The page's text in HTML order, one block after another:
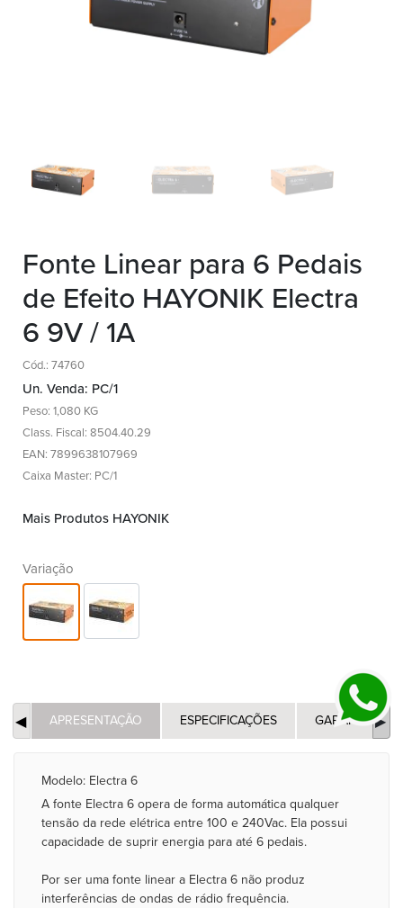
Fonte Linear para 6 Pedais
de Efeito HAYONIK Electra
6 9V / 1A
Cód.: 74760
Un. Venda: PC/1
Peso: 1,080 KG
Class. Fiscal: 8504.40.29
EAN: 7899638107969
Caixa Master: PC/1
Mais Produtos HAYONIK
Variação
APRESENTAÇÃO ESPECIFICAÇÕES GARANTIA
Modelo: Electra 6
A fonte Electra 6 opera de forma automática qualquer
tensão da rede elétrica entre 100 e 240Vac. Ela possui
capacidade de suprir energia para até 6 pedais.
Por ser uma fonte linear a Electra 6 não produz
interferências de ondas de rádio frequência.